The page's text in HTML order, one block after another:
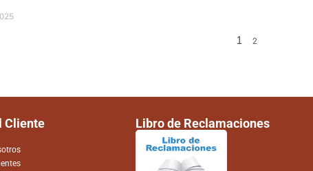
1 2
Cliente Libro de Reclamaciones